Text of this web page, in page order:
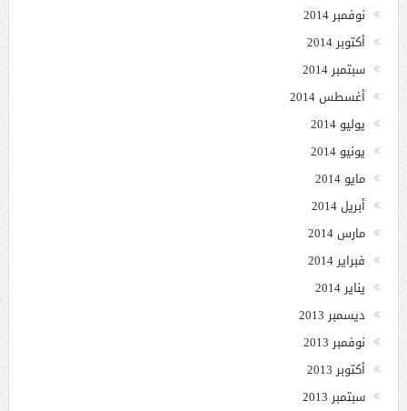
نوفمبر 2014
أكتوبر 2014
سبتمبر 2014
أغسطس 2014
يوليو 2014
يونيو 2014
مايو 2014
أبريل 2014
مارس 2014
فبراير 2014
يناير 2014
ديسمبر 2013
نوفمبر 2013
أكتوبر 2013
سبتمبر 2013